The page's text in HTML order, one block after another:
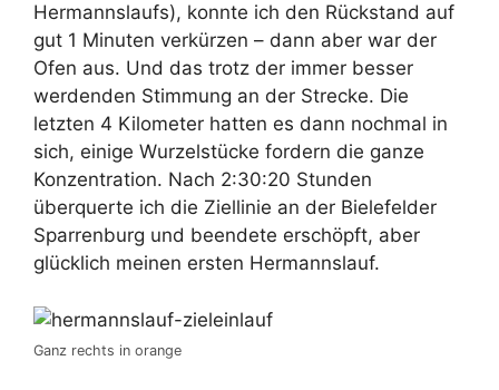
Hermannslaufs), konnte ich den Rückstand auf
gut 1 Minuten verkürzen – dann aber war der
Ofen aus. Und das trotz der immer besser
werdenden Stimmung an der Strecke. Die
letzten 4 Kilometer hatten es dann nochmal in
sich, einige Wurzelstücke fordern die ganze
Konzentration. Nach 2:30:20 Stunden
überquerte ich die Ziellinie an der Bielefelder
Sparrenburg und beendete erschöpft, aber
glücklich meinen ersten Hermannslauf.
Ganz rechts in orange